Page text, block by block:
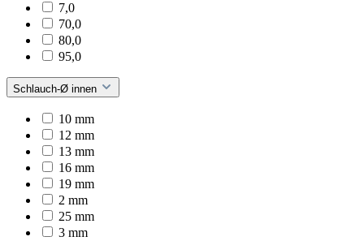
7,0
70,0
80,0
95,0
Schlauch-Ø innen
10 mm
12 mm
13 mm
16 mm
19 mm
2 mm
25 mm
3 mm